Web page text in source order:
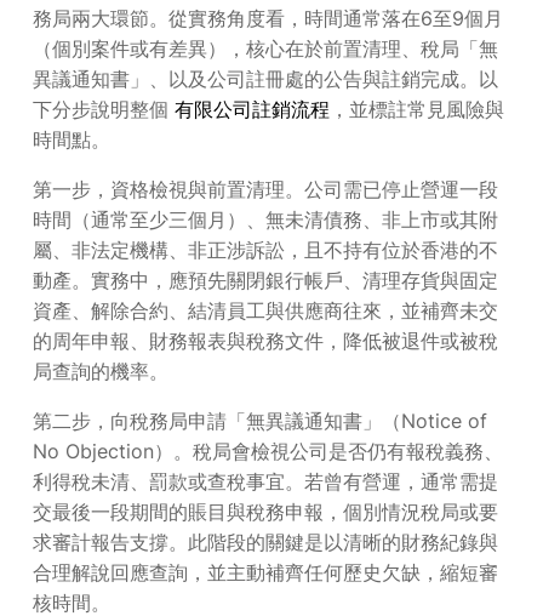
務局兩大環節。從實務角度看，時間通常落在6至9個月
（個別案件或有差異），核心在於前置清理、稅局「無
異議通知書」、以及公司註冊處的公告與註銷完成。以
下分步說明整個 有限公司註銷流程 ，並標註常見風險與
時間點。
第一步，資格檢視與前置清理。公司需已停止營運一段
時間（通常至少三個月）、無未清債務、非上市或其附
屬、非法定機構、非正涉訴訟，且不持有位於香港的不
動產。實務中，應預先關閉銀行帳戶、清理存貨與固定
資產、解除合約、結清員工與供應商往來，並補齊未交
的周年申報、財務報表與稅務文件，降低被退件或被稅
局查詢的機率。
第二步，向稅務局申請「無異議通知書」（Notice of
No Objection）。稅局會檢視公司是否仍有報稅義務、
利得稅未清、罰款或查稅事宜。若曾有營運，通常需提
交最後一段期間的賬目與稅務申報，個別情況稅局或要
求審計報告支撐。此階段的關鍵是以清晰的財務紀錄與
合理解說回應查詢，並主動補齊任何歷史欠缺，縮短審
核時間。